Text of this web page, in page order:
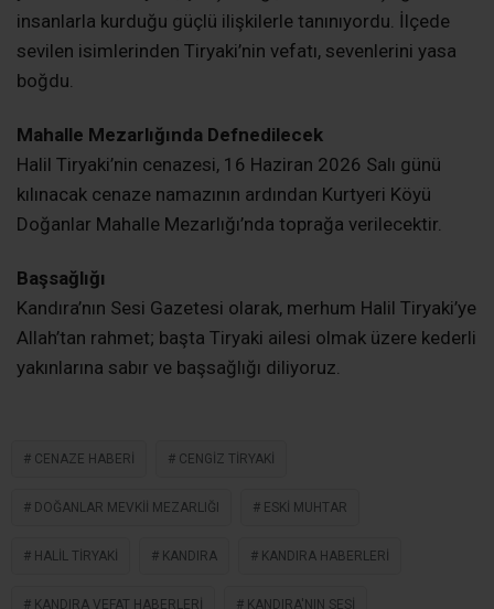
Tiryaki Hakk’ın rahmetine kavuştu. Kandıra’nın tanınmış
iş insanlarından Cengiz Tiryaki’nin babası, OTi Proje
İnşaat Mühendislik Mimarlık Taahhüt sahibi Oğuz
yakınlarının yanı sıra Kandıra’da geniş bir kesimi yasa
boğdu.
Kandıra’nın Sevilen İsimlerindendi
yürüten Halil Tiryaki, çalışkanlığı, mütevazı kişiliği ve
insanlarla kurduğu güçlü ilişkilerle tanınıyordu. İlçede
sevilen isimlerinden Tiryaki’nin vefatı, sevenlerini yasa
boğdu.
Halil Tiryaki’nin cenazesi, 16 Haziran 2026 Salı günü
Doğanlar Mahalle Mezarlığı’nda toprağa verilecektir.
Başsağlığı
Kandıra’nın Sesi Gazetesi olarak, merhum Halil Tiryaki’ye